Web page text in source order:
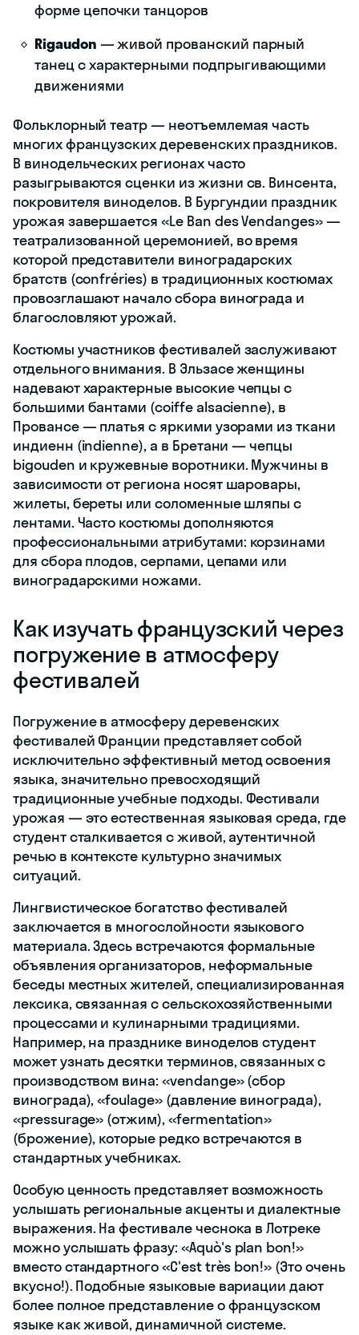
форме цепочки танцоров
Rigaudon — живой прованский парный
танец с характерными подпрыгивающими
движениями
Фольклорный театр — неотъемлемая часть
многих французских деревенских праздников.
В винодельческих регионах часто
разыгрываются сценки из жизни св. Винсента,
покровителя виноделов. В Бургундии праздник
урожая завершается «Le Ban des Vendanges» —
театрализованной церемонией, во время
которой представители виноградарских
братств (confréries) в традиционных костюмах
провозглашают начало сбора винограда и
благословляют урожай.
Костюмы участников фестивалей заслуживают
отдельного внимания. В Эльзасе женщины
надевают характерные высокие чепцы с
большими бантами (coiffe alsacienne), в
Провансе — платья с яркими узорами из ткани
индиенн (indienne), а в Бретани — чепцы
bigouden и кружевные воротники. Мужчины в
зависимости от региона носят шаровары,
жилеты, береты или соломенные шляпы с
лентами. Часто костюмы дополняются
профессиональными атрибутами: корзинами
для сбора плодов, серпами, цепами или
виноградарскими ножами.
Как изучать французский через
погружение в атмосферу
фестивалей
Погружение в атмосферу деревенских
фестивалей Франции представляет собой
исключительно эффективный метод освоения
языка, значительно превосходящий
традиционные учебные подходы. Фестивали
урожая — это естественная языковая среда, где
студент сталкивается с живой, аутентичной
речью в контексте культурно значимых
ситуаций.
Лингвистическое богатство фестивалей
заключается в многослойности языкового
материала. Здесь встречаются формальные
объявления организаторов, неформальные
беседы местных жителей, специализированная
лексика, связанная с сельскохозяйственными
процессами и кулинарными традициями.
Например, на празднике виноделов студент
может узнать десятки терминов, связанных с
производством вина: «vendange» (сбор
винограда), «foulage» (давление винограда),
«pressurage» (отжим), «fermentation»
(брожение), которые редко встречаются в
стандартных учебниках.
Особую ценность представляет возможность
услышать региональные акценты и диалектные
выражения. На фестивале чеснока в Лотреке
можно услышать фразу: «Aquò's plan bon!»
вместо стандартного «C'est très bon!» (Это очень
вкусно!). Подобные языковые вариации дают
более полное представление о французском
языке как живой, динамичной системе.